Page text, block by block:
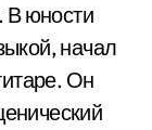
В юности
начал
Он